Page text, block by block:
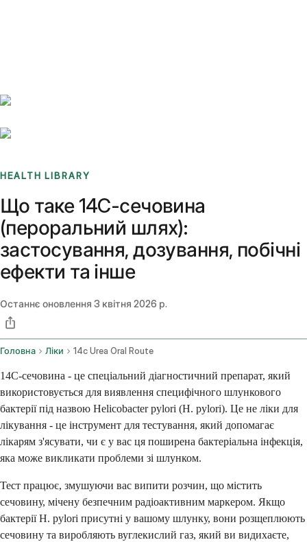
HEALTH LIBRARY
Що таке 14C-сечовина
(пероральний шлях):
застосування, дозування, побічні
ефекти та інше
Останнє оновлення 3 квітня 2026 р.
Головна Ліки 14c Urea Oral Route
14C-сечовина - це спеціальний діагностичний препарат, який
використовується для виявлення специфічного шлункового
бактерії під назвою Helicobacter pylori (H. pylori). Це не ліки для
лікування - це інструмент для тестування, який допомагає
лікарям з'ясувати, чи є у вас ця поширена бактеріальна інфекція,
яка може викликати проблеми зі шлунком.
Тест працює, змушуючи вас випити розчин, що містить
сечовину, мічену безпечним радіоактивним маркером. Якщо
бактерії H. pylori присутні у вашому шлунку, вони розщеплюють
сечовину та виробляють вуглекислий газ, який ви видихаєте,